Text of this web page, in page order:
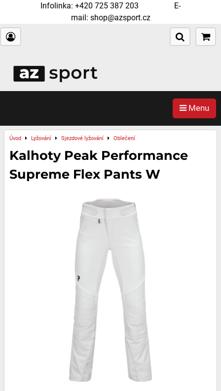
Infolinka: +420 725 387 203 E-
mail: shop@azsport.cz
Menu
Úvod Lyžování Sjezdové lyžování Oblečení
Kalhoty Peak Performance
Supreme Flex Pants W